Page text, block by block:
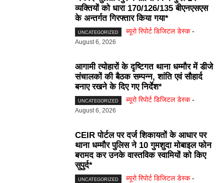
व्यक्तियों को धारा 170/126/135 बीएनएसएस
के अन्तर्गत गिरफ्तार किया गया*
UNCATEGORIZED ब्यूरो रिपोर्ट डिजिटल डेस्क -
August 6, 2026
आगामी त्योहारों के दृष्टिगत थाना धम्मौर में डीजे
संचालकों की बैठक सम्पन्न, शांति एवं सौहार्द
बनाए रखने के दिए गए निर्देश*
UNCATEGORIZED ब्यूरो रिपोर्ट डिजिटल डेस्क -
August 6, 2026
CEIR पोर्टल पर दर्ज शिकायतों के आधार पर
थाना धम्मौर पुलिस ने 10 गुमशुदा मोबाइल फोन
बरामद कर उनके वास्तविक स्वामियों को किए
सुपुर्द*
UNCATEGORIZED ब्यूरो रिपोर्ट डिजिटल डेस्क -